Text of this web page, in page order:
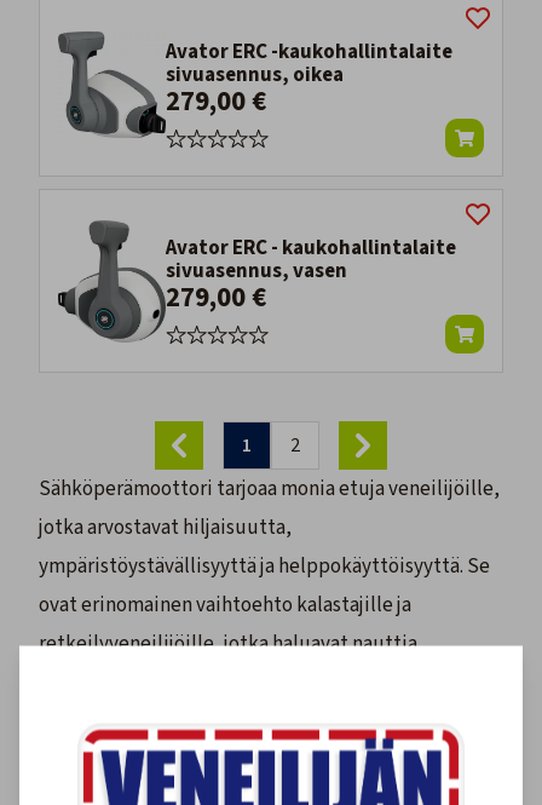
Avator ERC -kaukohallintalaite
sivuasennus, oikea
279,00 €
Avator ERC - kaukohallintalaite
sivuasennus, vasen
279,00 €
1 2
Sähköperämoottori tarjoaa monia etuja veneilijöille,
jotka arvostavat hiljaisuutta,
ympäristöystävällisyyttä ja helppokäyttöisyyttä. Se
ovat erinomainen vaihtoehto kalastajille ja
retkeilyveneilijöille, jotka haluavat nauttia
Veneilijän Verkkokaupasta löydät suositut
Motorguide, Mercury Avator ja Talamex -